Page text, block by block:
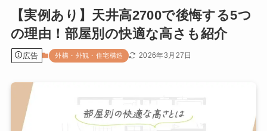
【実例あり】天井高2700で後悔する5つ
の理由！部屋別の快適な高さも紹介
広告 外構・外観・住宅構造 2026年3月27日